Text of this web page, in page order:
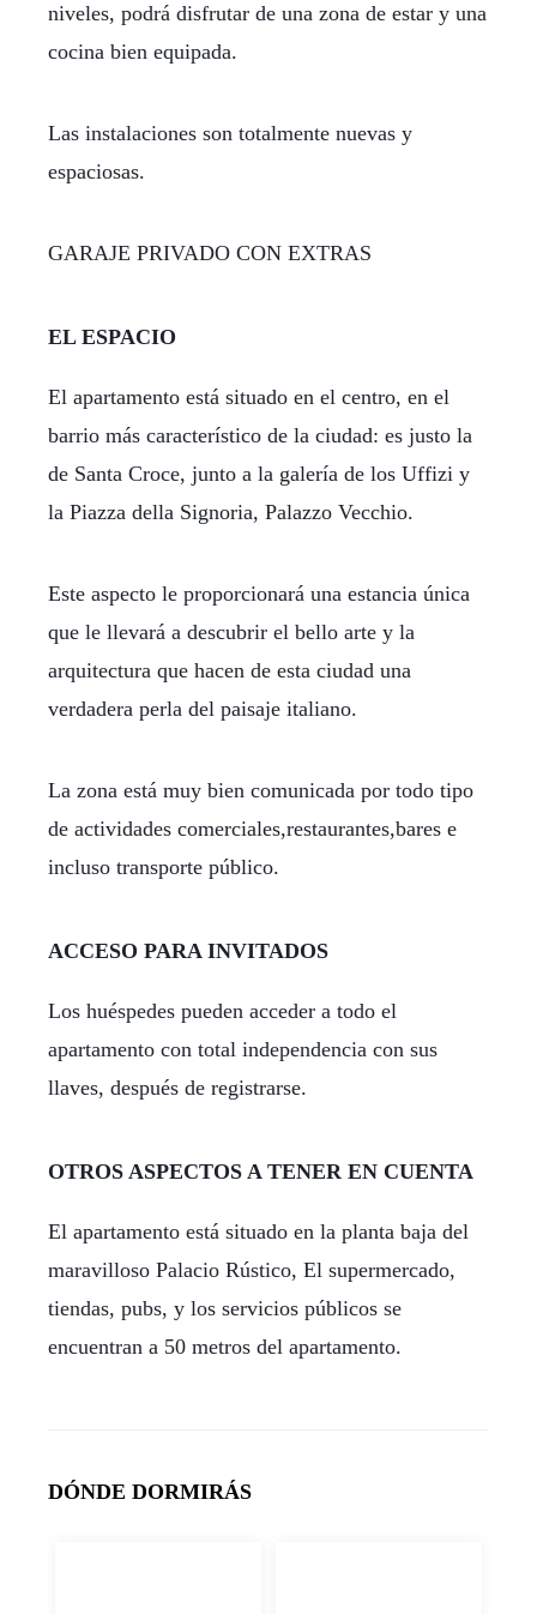
niveles, podrá disfrutar de una zona de estar y una
cocina bien equipada.
Las instalaciones son totalmente nuevas y
espaciosas.
GARAJE PRIVADO CON EXTRAS
EL ESPACIO
El apartamento está situado en el centro, en el
barrio más característico de la ciudad: es justo la
de Santa Croce, junto a la galería de los Uffizi y
la Piazza della Signoria, Palazzo Vecchio.
Este aspecto le proporcionará una estancia única
que le llevará a descubrir el bello arte y la
arquitectura que hacen de esta ciudad una
verdadera perla del paisaje italiano.
La zona está muy bien comunicada por todo tipo
de actividades comerciales,restaurantes,bares e
incluso transporte público.
ACCESO PARA INVITADOS
Los huéspedes pueden acceder a todo el
apartamento con total independencia con sus
llaves, después de registrarse.
OTROS ASPECTOS A TENER EN CUENTA
El apartamento está situado en la planta baja del
maravilloso Palacio Rústico, El supermercado,
tiendas, pubs, y los servicios públicos se
encuentran a 50 metros del apartamento.
DÓNDE DORMIRÁS